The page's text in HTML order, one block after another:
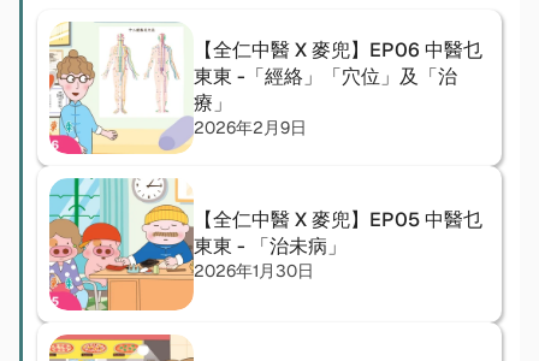
【全仁中醫 X 麥兜】EP06 中醫乜
東東 -「經絡」「穴位」及「治
療」
2026年2月9日
【全仁中醫 X 麥兜】EP05 中醫乜
東東 - 「治未病」
2026年1月30日